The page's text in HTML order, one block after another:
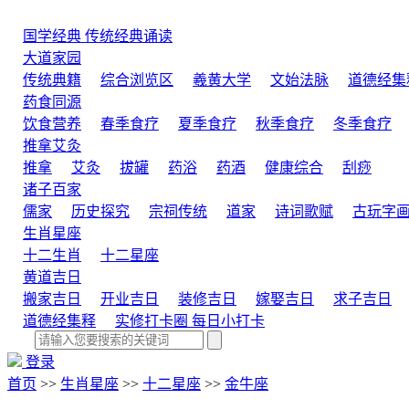
国学经典 传统经典诵读
大道家园
传统典籍
综合浏览区 羲黄大学 文始法脉
道德经集
药食同源
饮食营养
春季食疗 夏季食疗 秋季食疗 冬季食疗
推拿艾灸
推拿
艾灸 拔罐 药浴 药酒 健康综合
刮痧
诸子百家
儒家
历史探究 宗祠传统 道家 诗词歌赋 古玩字画
生肖星座
十二生肖
十二星座
黄道吉日
搬家吉日
开业吉日 装修吉日 嫁娶吉日
求子吉日
道德经集释
实修打卡圈 每日小打卡
登录
首页 >> 生肖星座 >> 十二星座 >> 金牛座